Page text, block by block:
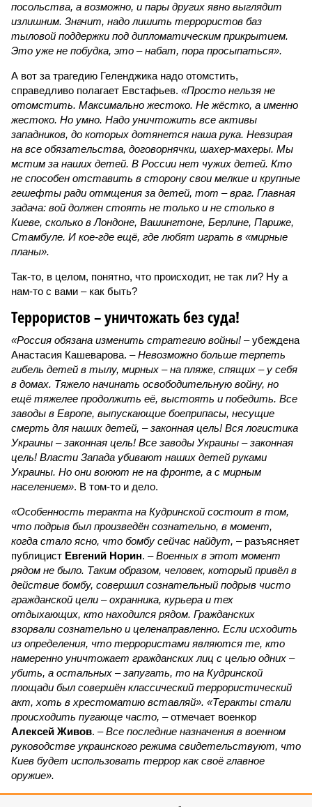
посольства, а возможно, и пары других явно выглядит
излишним. Значит, надо лишить террористов баз
тыловой поддержки под дипломатическим прикрытием.
Это уже не побудка, это – набат, пора просыпаться».
А вот за трагедию Геленджика надо отомстить,
справедливо полагает Евстафьев. «Просто нельзя не
отомстить. Максимально жестоко. Не жёстко, а именно
жестоко. Но умно. Надо уничтожить все активы
западников, до которых дотянется наша рука. Невзирая
на все обязательства, договорнячки, шахер-махеры. Мы
мстим за наших детей. В России нет чужих детей. Кто
не способен отставить в сторону свои мелкие и крупные
гешефты ради отмщения за детей, тот – враг. Главная
задача: вой должен стоять не только и не столько в
Киеве, сколько в Лондоне, Вашингтоне, Берлине, Париже,
Стамбуле. И кое-где ещё, где любят играть в «мирные
планы».
Так-то, в целом, понятно, что происходит, не так ли? Ну а
нам-то с вами – как быть?
Террористов – уничтожать без суда!
«Россия обязана изменить стратегию войны! – убеждена
Анастасия Кашеварова. –Невозможно больше терпеть
гибель детей в тылу, мирных – на пляже, спящих – у себя
в домах. Тяжело начинать освободительную войну, но
ещё тяжелее продолжить её, выстоять и победить. Все
заводы в Европе, выпускающие боеприпасы, несущие
смерть для наших детей, – законная цель! Вся логистика
Украины – законная цель! Все заводы Украины – законная
цель! Власти Запада убивают наших детей руками
Украины. Но они воюют не на фронте, а с мирным
населением». В том-то и дело.
«Особенность теракта на Кудринской состоит в том,
что подрыв был произведён сознательно, в момент,
когда стало ясно, что бомбу сейчас найдут, – разъясняет
публицист Евгений Норин. –Военных в этот момент
рядом не было. Таким образом, человек, который привёл в
действие бомбу, совершил сознательный подрыв чисто
гражданской цели – охранника, курьера и тех
отдыхающих, кто находился рядом. Гражданских
взорвали сознательно и целенаправленно. Если исходить
из определения, что террористами являются те, кто
намеренно уничтожает гражданских лиц с целью одних –
убить, а остальных – запугать, то на Кудринской
площади был совершён классический террористический
акт, хоть в хрестоматию вставляй». «Теракты стали
происходить пугающе часто, – отмечает военкор
Алексей Живов. –Все последние назначения в военном
руководстве украинского режима свидетельствуют, что
Киев будет использовать террор как своё главное
оружие».